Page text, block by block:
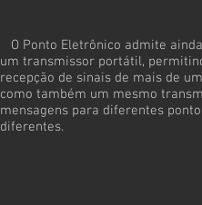
O Ponto Eletrônico admite
um transmissor portátil,
recepção de sinais de mais de
como também um mesmo
mensagens para diferentes
diferentes.